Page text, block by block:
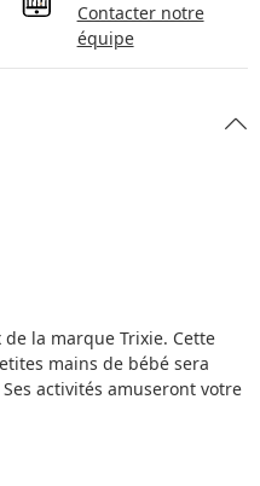
Contacter notre
équipe
de la marque Trixie. Cette
mains de bébé sera
activités amuseront votre